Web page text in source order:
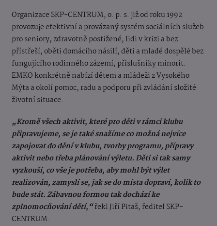
Organizace SKP-CENTRUM, o. p. s. již od roku 1992
provozuje efektivní a provázaný systém sociálních služeb
pro seniory, zdravotně postižené, lidi v krizi a bez
přístřeší, oběti domácího násilí, děti a mladé dospělé bez
fungujícího rodinného zázemí, příslušníky minorit.
EMKO konkrétně nabízí dětem a mládeži z Vysokého
Mýta a okolí pomoc, radu a podporu při zvládání složité
životní situace.
„Kromě všech aktivit, které pro děti v rámci klubu
připravujeme, se je také snažíme co možná nejvíce
zapojovat do dění v klubu, tvorby programu, přípravy
aktivit nebo třeba plánování výletu. Děti si tak samy
vyzkouší, co vše je potřeba, aby mohl být výlet
realizován, zamyslí se, jak se do místa dopraví, kolik to
bude stát. Zábavnou formou tak dochází ke
zplnomocňování dětí,“řekl Jiří Pitaš, ředitel SKP-
CENTRUM.